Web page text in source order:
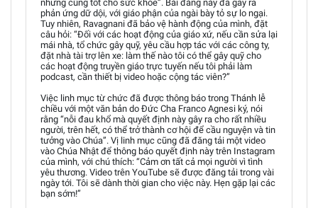
nhưng cũng tốt cho sức khỏe”. Bài đăng này đã gây ra
phản ứng dữ dội, với giáo phận của ngài bày tỏ sự lo ngại.
Tuy nhiên, Ravagnani đã bảo vệ hành động của mình, đặt
câu hỏi: “Đối với các hoạt động của giáo xứ, nếu cần sửa lại
mái nhà, tổ chức gây quỹ, yêu cầu hợp tác với các công ty,
đặt nhà tài trợ lên xe: làm thế nào tôi có thể gây quỹ cho
các hoạt động truyền giáo trực tuyến nếu tôi phải làm
podcast, cần thiết bị video hoặc cộng tác viên?”
Việc linh mục từ chức đã được thông báo trong Thánh lễ
chiều với một văn bản do Đức Cha Franco Agnesi ký, nói
rằng “nỗi đau khổ mà quyết định này gây ra cho rất nhiều
người, trên hết, có thể trở thành cơ hội để cầu nguyện và tin
tưởng vào Chúa”. Vị linh mục cũng đã đăng tải một video
vào Chúa Nhật để thông báo quyết định này trên Instagram
của mình, với chú thích: “Cảm ơn tất cả mọi người vì tình
yêu thương. Video trên YouTube sẽ được đăng tải trong vài
ngày tới. Tôi sẽ dành thời gian cho việc này. Hẹn gặp lại các
bạn sớm!”